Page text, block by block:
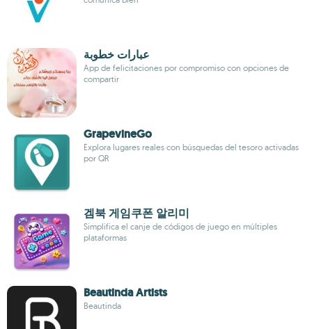
عبارات خطوبة
App de felicitaciones por compromiso con opciones de
compartir
GrapevineGo
Explora lugares reales con búsquedas del tesoro activadas
por QR
겜북 게임쿠폰 알리미
Simplifica el canje de códigos de juego en múltiples
plataformas
Beautinda Artists
Beautinda